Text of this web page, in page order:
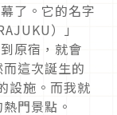
了。它的名字
）」
原宿，就會
這次誕生的
設施。而我就
門景點。